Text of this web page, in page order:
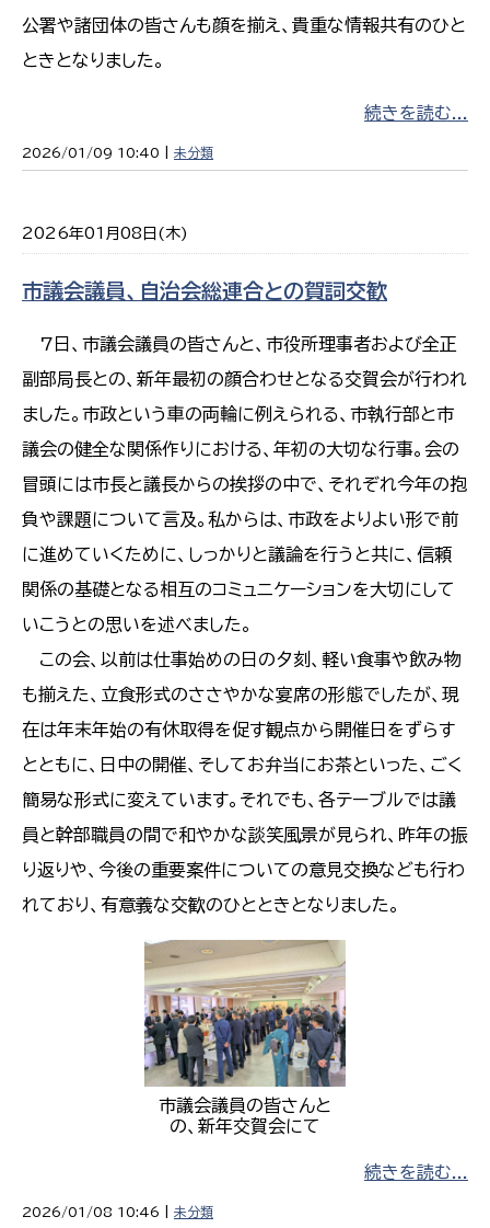
公署や諸団体の皆さんも顔を揃え、貴重な情報共有のひと
ときとなりました。
続きを読む...
2026/01/09 10:40 | 未分類
2026年01月08日(木)
市議会議員、自治会総連合との賀詞交歓
7日、市議会議員の皆さんと、市役所理事者および全正
副部局長との、新年最初の顔合わせとなる交賀会が行われ
ました。市政という車の両輪に例えられる、市執行部と市
議会の健全な関係作りにおける、年初の大切な行事。会の
冒頭には市長と議長からの挨拶の中で、それぞれ今年の抱
負や課題について言及。私からは、市政をよりよい形で前
に進めていくために、しっかりと議論を行うと共に、信頼
関係の基礎となる相互のコミュニケーションを大切にして
いこうとの思いを述べました。
この会、以前は仕事始めの日の夕刻、軽い食事や飲み物
も揃えた、立食形式のささやかな宴席の形態でしたが、現
在は年末年始の有休取得を促す観点から開催日をずらす
とともに、日中の開催、そしてお弁当にお茶といった、ごく
簡易な形式に変えています。それでも、各テーブルでは議
員と幹部職員の間で和やかな談笑風景が見られ、昨年の振
り返りや、今後の重要案件についての意見交換なども行わ
れており、有意義な交歓のひとときとなりました。
市議会議員の皆さんと
の、新年交賀会にて
続きを読む...
2026/01/08 10:46 | 未分類